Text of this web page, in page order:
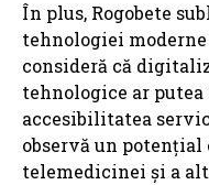
În plus, Rogobete
tehnologiei
consideră că
tehnologice ar
accesibilitatea
observă un
telemedicinei și a